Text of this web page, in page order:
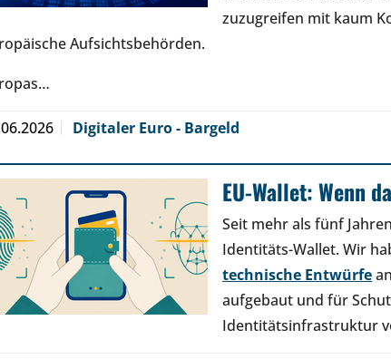
zuzugreifen mit kaum
Aufsichtsbehörden.
Digitaler Euro - Bargeld
EU-Wallet: Wenn
Seit mehr als fünf
Identitäts-Wallet. Wir
technische Entwürfe
aufgebaut und für
Identitätsinfrastruktur